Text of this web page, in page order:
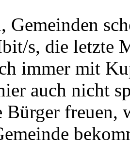
Gemeinden
s, die letzte
immer mit
auch nicht
freuen,